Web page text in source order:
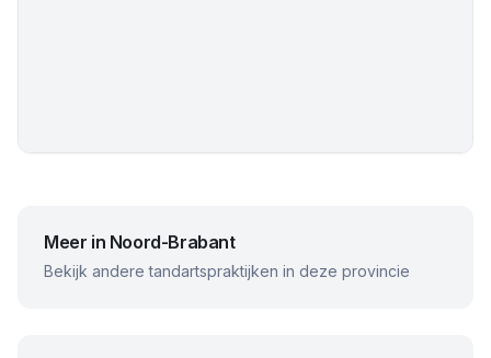
Meer in Noord-Brabant
Bekijk andere tandartspraktijken in deze provincie